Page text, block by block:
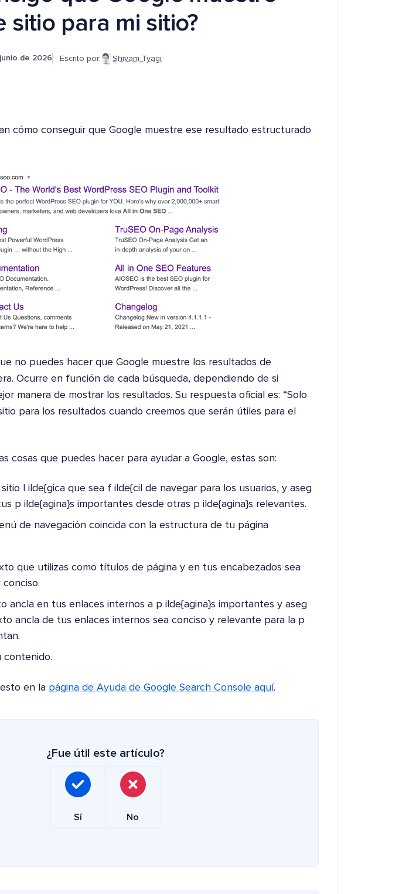
sitio para mi sitio?
de 2026 Escrito por: Shivam Tyagi
cómo conseguir que Google muestre ese resultado estructurado
no puedes hacer que Google muestre los resultados de
Ocurre en función de cada búsqueda, dependiendo de si
manera de mostrar los resultados. Su respuesta oficial es: “Solo
para los resultados cuando creemos que serán útiles para el
cosas que puedes hacer para ayudar a Google, estas son:
l ilde{gica que sea f ilde{cil de navegar para los usuarios, y aseg
p ilde{agina}s importantes desde otras p ilde{agina}s relevantes.
de navegación coincida con la estructura de tu página
que utilizas como títulos de página y en tus encabezados sea
ancla en tus enlaces internos a p ilde{agina}s importantes y aseg
ancla de tus enlaces internos sea conciso y relevante para la p
contenido.
en la página de Ayuda de Google Search Console aquí.
¿Fue útil este artículo?
Sí No